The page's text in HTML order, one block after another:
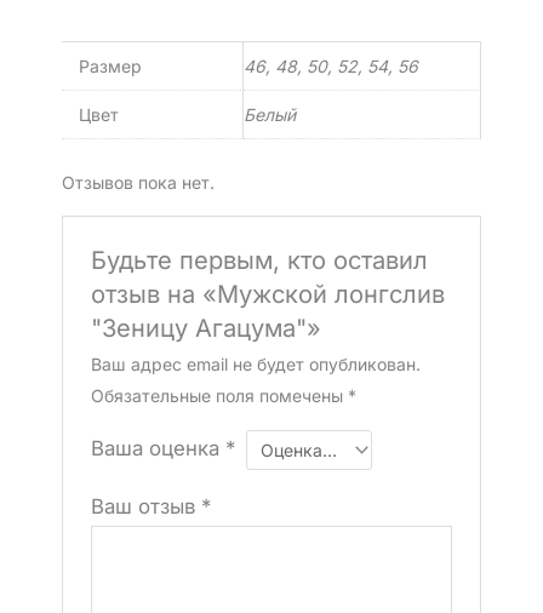
Размер 46, 48, 50, 52, 54, 56
Цвет Белый
Отзывов пока нет.
Будьте первым, кто оставил
отзыв на «Мужской лонгслив
"Зеницу Агацума"»
Ваш адрес email не будет опубликован.
Обязательные поля помечены *
Ваша оценка *
Ваш отзыв *